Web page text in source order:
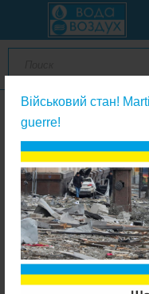
Військовий стан!
guerre!
Картриджи из
Aquafilter FCPP1-L